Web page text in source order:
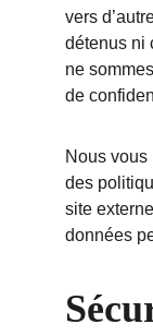
vers
détenus ni
ne
de
Nous
des
site
données